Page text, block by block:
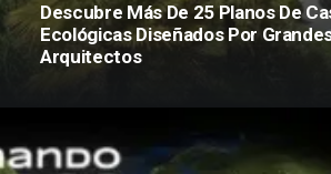
Descubre Más De 25 Planos De
Ecológicas Diseñados Por
Arquitectos